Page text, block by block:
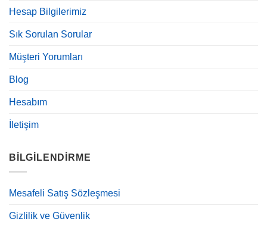
Hesap Bilgilerimiz
Sık Sorulan Sorular
Müşteri Yorumları
Blog
Hesabım
İletişim
BILGILENDIRME
Mesafeli Satış Sözleşmesi
Gizlilik ve Güvenlik